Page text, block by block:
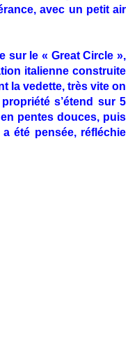
avec un petit air
sur le « Great Circle »,
italienne construite
la vedette, très vite on
s’étend sur 5
pentes douces, puis
été pensée, réfléchie